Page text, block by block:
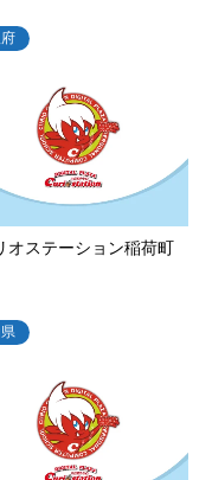
オステーション稲荷町